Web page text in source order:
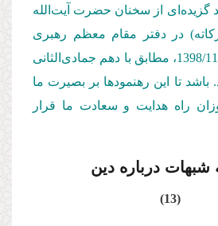
گزیده‌ای از سخنان حضرت آیت‌الله
در دفتر مقام معظم رهبری
است كه در تاریخ 1398/11/16، مطابق با دهم جمادی‌الثانی
باشد تا این رهنمودها بر بصیرت ما
راه هدایت و سعادت ما قرار
شبهات درباره دین
(13)